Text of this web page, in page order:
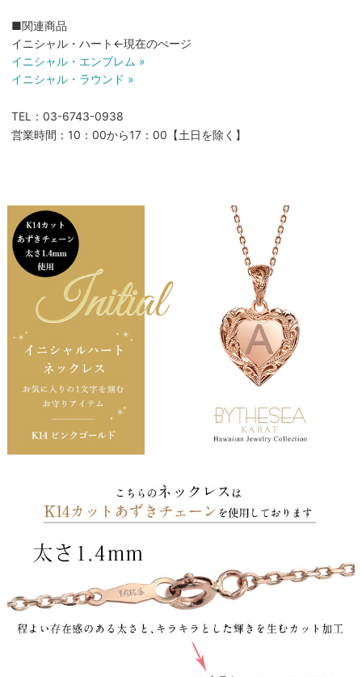
■関連商品
イニシャル・ハート←現在のぺージ
イニシャル・エンブレム »
イニシャル・ラウンド »
TEL：03-6743-0938
営業時間：10：00から17：00【土日を除く】